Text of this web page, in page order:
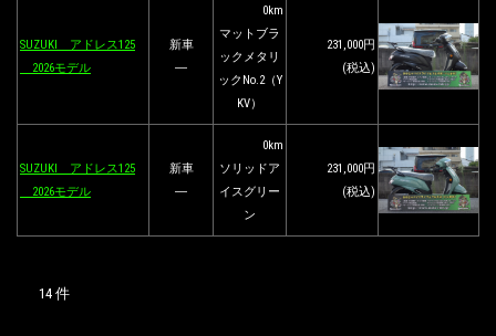
SUZUKI アドレス125
2026モデル
新車
―
0km
マットブラ
ックメタリ
ックNo.2（Y
KV）
231,000円
(税込)
SUZUKI アドレス125
2026モデル
新車
―
0km
ソリッドア
イスグリー
ン
231,000円
(税込)
14 件